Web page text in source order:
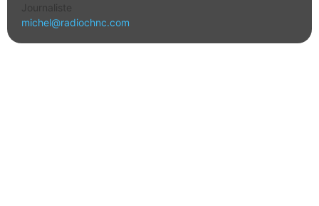
Journaliste
michel@radiochnc.com